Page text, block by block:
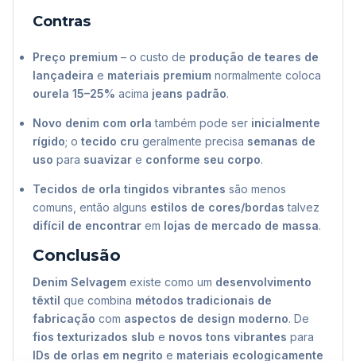
Contras
Preço premium – o custo de produção de teares de
lançadeira e materiais premium normalmente coloca
ourela 15–25% acima jeans padrão.
Novo denim com orla também pode ser inicialmente
rígido; o tecido cru geralmente precisa semanas de
uso para suavizar e conforme seu corpo.
Tecidos de orla tingidos vibrantes são menos
comuns, então alguns estilos de cores/bordas talvez
difícil de encontrar em lojas de mercado de massa.
Conclusão
Denim Selvagem existe como um desenvolvimento
têxtil que combina métodos tradicionais de
fabricação com aspectos de design moderno. De
fios texturizados slub e novos tons vibrantes para
IDs de orlas em negrito e materiais ecologicamente